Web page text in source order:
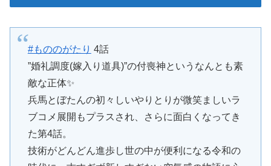
#もののがたり 4話
”婚礼調度(嫁入り道具)”の付喪神というなんとも素
敵な正体✨
兵馬とぼたんの初々しいやりとりが微笑ましいラ
ブコメ展開もプラスされ、さらに面白くなってき
た第4話。
技術がどんどん進歩し世の中が便利になる令和の